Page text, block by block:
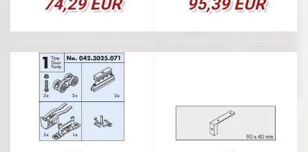
74,29 EUR 95,39 EUR